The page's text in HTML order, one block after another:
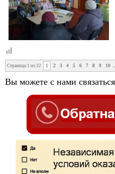
Страница 1 из 32 1 2 3 4 5 6 7 8 9 10
Вы можете с нами